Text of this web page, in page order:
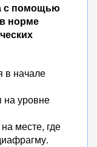
с помощью
норме
в начале
на уровне
месте, где